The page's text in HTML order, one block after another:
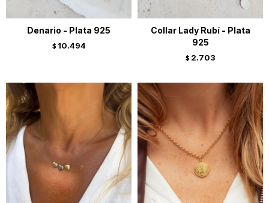
Denario - Plata 925
$ 10.494
Collar Lady Rubí - Plata
925
$ 2.703